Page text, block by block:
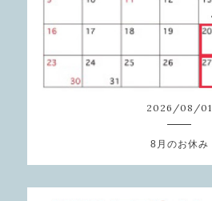
2026 /08 /01
8月のお休み